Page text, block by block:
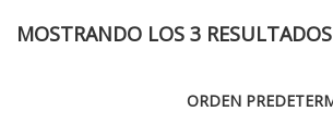
MOSTRANDO LOS 3 RESULTADOS